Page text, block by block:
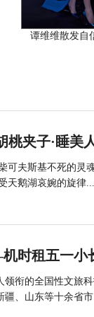
谭维维散发自
桃夹子·睡
可夫斯基不死的灵
天鹅湖哀婉的旋律...
时租五一小
领衔的全国性文旅
疆、山东等十余省